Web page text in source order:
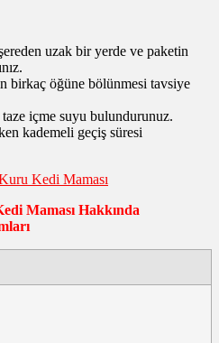
uzak bir yerde ve paketin
birkaç öğüne bölünmesi tavsiye
taze içme suyu bulundurunuz.
kademeli geçiş süresi
Maması Hakkında